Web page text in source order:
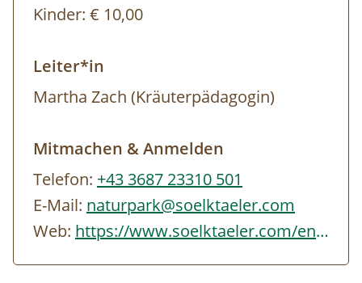
Kinder: € 10,00
Leiter*in
Martha Zach (Kräuterpädagogin)
Mitmachen & Anmelden
Telefon: +43 3687 23310 501
E-Mail: naturpark@soelktaeler.com
Web:
https://www.soelktaeler.com/entdecke-die-wunderwelt-der-kraeute